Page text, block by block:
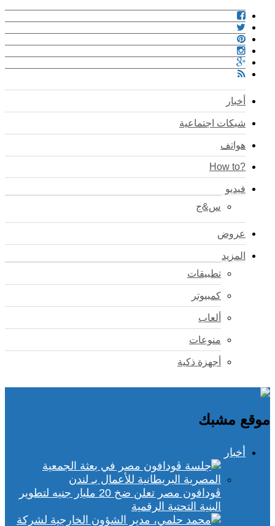
أخبار
شبكات اجتماعية
هواتف
?How to
فيديو
س&ج
عروض
المزيد
تطبيقات
كمبيوتر
ألعاب
منوعات
أجهزة ذكية
موقع مشبك
أخبار
ڤودافون مصر تعلن ضخ 20 مليار جنيه لتطوير
البنية التحتية الرقمية